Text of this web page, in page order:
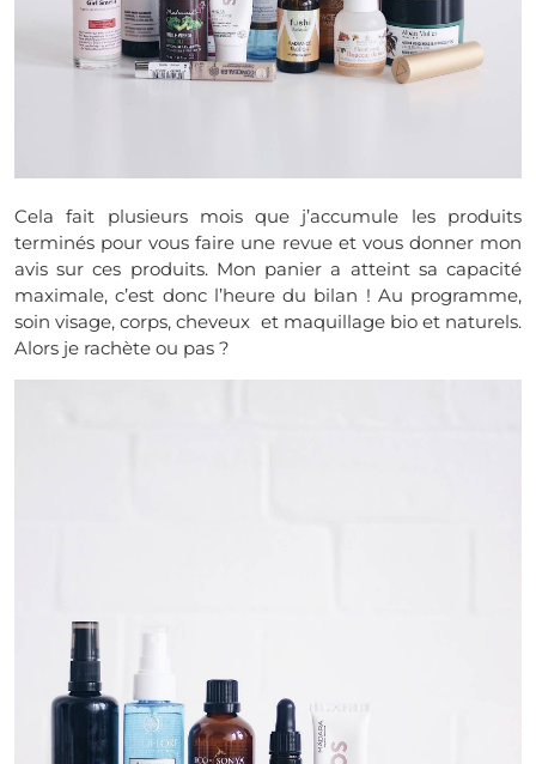
Cela fait plusieurs mois que j’accumule les produits
terminés pour vous faire une revue et vous donner mon
avis sur ces produits. Mon panier a atteint sa capacité
maximale, c’est donc l’heure du bilan ! Au programme,
soin visage, corps, cheveux et maquillage bio et naturels.
Alors je rachète ou pas ?